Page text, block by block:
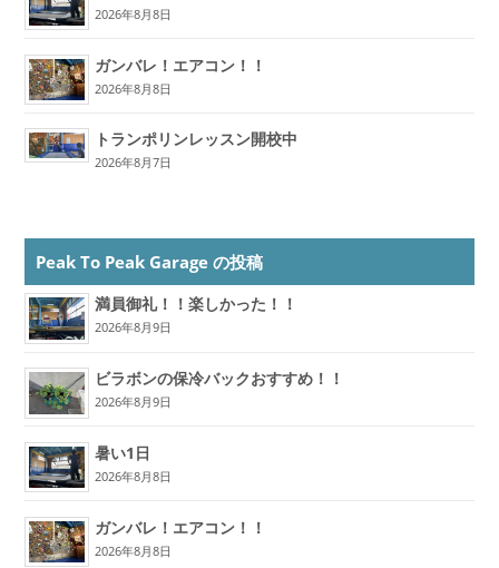
2026年8月8日
ガンバレ！エアコン！！
2026年8月8日
トランポリンレッスン開校中
2026年8月7日
Peak To Peak Garage の投稿
満員御礼！！楽しかった！！
2026年8月9日
ビラボンの保冷バックおすすめ！！
2026年8月9日
暑い1日
2026年8月8日
ガンバレ！エアコン！！
2026年8月8日